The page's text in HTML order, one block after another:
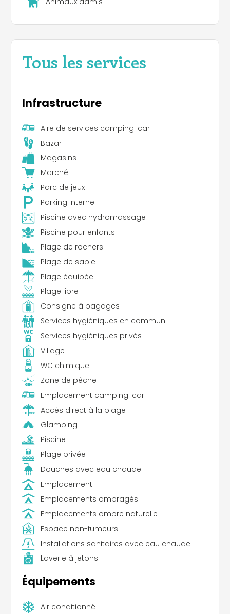
Tous les services
Infrastructure
Aire de services camping-car
Bazar
Magasins
Marché
Parc de jeux
Parking interne
Piscine avec hydromassage
Piscine pour enfants
Plage de rochers
Plage de sable
Plage équipée
Plage libre
Consigne à bagages
Services hygiéniques en commun
Services hygiéniques privés
Village
WC chimique
Zone de pêche
Emplacement camping-car
Accès direct à la plage
Glamping
Piscine
Plage privée
Douches avec eau chaude
Emplacement
Emplacements ombragés
Emplacements ombre naturelle
Espace non-fumeurs
Installations sanitaires avec eau chaude
Laverie à jetons
Équipements
Air conditionné